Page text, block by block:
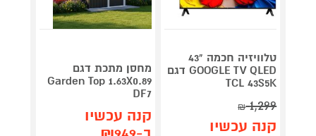
טלוויזיה חכמה "43
GOOGLE TV QLED דגם
TCL 43S5K
1,299
₪
קנה עכשיו
מחסן מתכת דגם
Garden Top 1.63X0.89
DF7
קנה עכשיו